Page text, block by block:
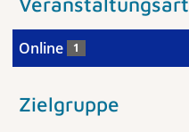
Online 1
Zielgruppe